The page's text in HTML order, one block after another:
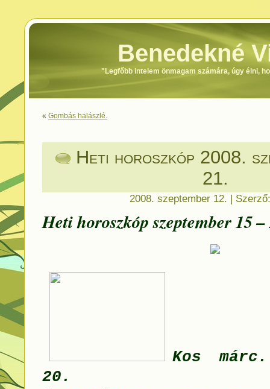
Benedekné
"Legfőbb intelem önmagam számára, úgy élni,
« Gombás halászlé.
Heti horoszkóp 2008.
21.
2008. szeptember 12. |
Heti horoszkóp szeptember 15 –
Kos
20.